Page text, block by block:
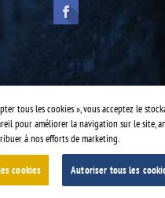
2026 TruckPro - Tous droits réservés.
Conception web : THRACE.CA
services -TruckPro Yellowknife-YB Services Inc.
tous les cookies », vous acceptez le
pour améliorer la navigation sur le site,
à nos efforts de marketing.
cookies Autoriser tous les